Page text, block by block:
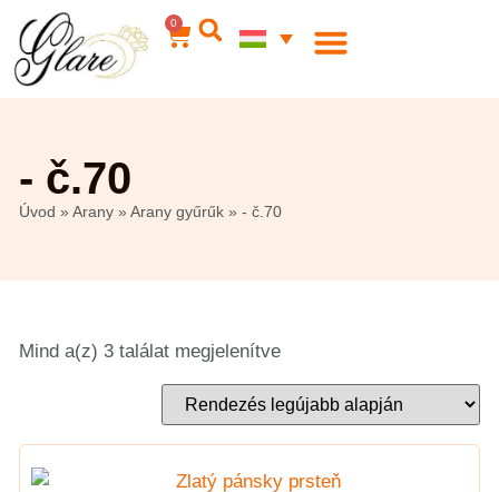
0
- č.70
Úvod » Arany » Arany gyűrűk » - č.70
Mind a(z) 3 találat megjelenítve